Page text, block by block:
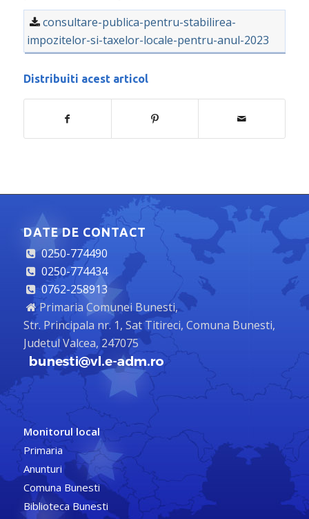
consultare-publica-pentru-stabilirea-
impozitelor-si-taxelor-locale-pentru-anul-2023
Distribuiti acest articol
DATE DE CONTACT
0250-774490
0250-774434
0762-258913
Primaria Comunei Bunesti,
Str. Principala nr. 1, Sat Titireci, Comuna Bunesti,
Judetul Valcea, 247075
Monitorul local
Primaria
Anunturi
Comuna Bunesti
Biblioteca Bunesti